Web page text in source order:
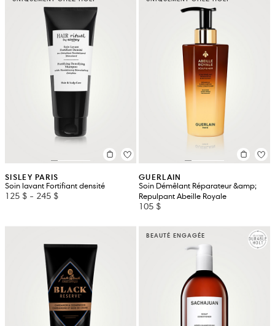
SISLEY PARIS
Soin lavant Fortifiant densité
125 $ - 245 $
GUERLAIN
Soin Démêlant Réparateur &amp;
Repulpant Abeille Royale
105 $
BEAUTÉ ENGAGÉE